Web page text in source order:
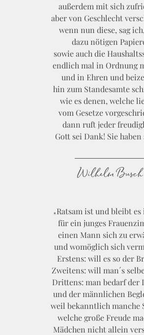
außerdem mit sich
aber von Geschlecht
wenn nun diese, sag
dazu nötigen
sowie auch die
endlich mal in Ordnung
und in Ehren und
hin zum Standesamte
wie es denen, welche
vom Gesetze
dann ruft jeder
Gott sei Dank! Sie haben
Wilhelm Busch
Ratsam ist und bleibt
für ein junges
einen Mann sich zu
und womöglich sich
Erstens: will es so der
Zweitens: will man´s
Drittens: man bedarf der
und der männlichen
weil bekanntlich manche
welche große Freude
Mädchen nicht allein